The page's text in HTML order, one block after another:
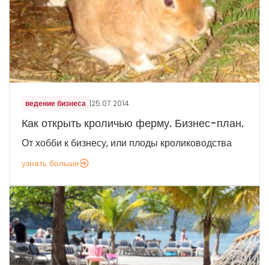
ведение бизнеса |25.07.2014
Как открыть кроличью ферму. Бизнес-план.
От хобби к бизнесу, или плоды кролиководства
узнать больше